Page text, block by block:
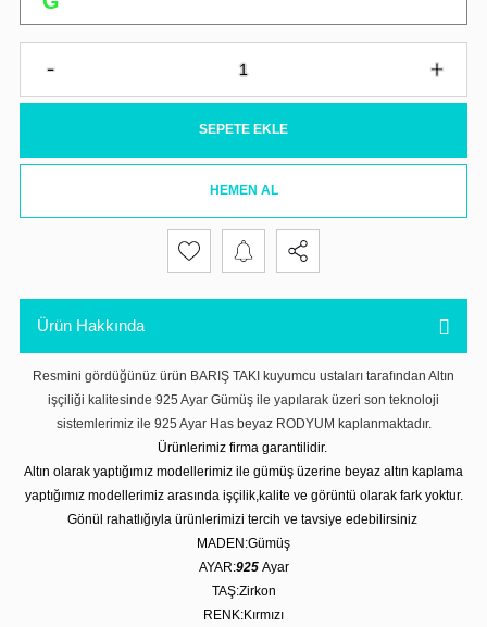
SEPETE EKLE
HEMEN AL
Ürün Hakkında
Resmini gördüğünüz ürün BARIŞ TAKI kuyumcu ustaları tarafından Altın
işçiliği kalitesinde 925 Ayar Gümüş ile yapılarak üzeri son teknoloji
sistemlerimiz ile 925 Ayar Has beyaz RODYUM kaplanmaktadır.
Ürünlerimiz firma garantilidir.
Altın olarak yaptığımız modellerimiz ile gümüş üzerine beyaz altın kaplama
yaptığımız modellerimiz arasında işçilik,kalite ve görüntü olarak fark yoktur.
Gönül rahatlığıyla ürünlerimizi tercih ve tavsiye edebilirsiniz
MADEN:Gümüş
AYAR:925 Ayar
TAŞ:Zirkon
RENK:Kırmızı